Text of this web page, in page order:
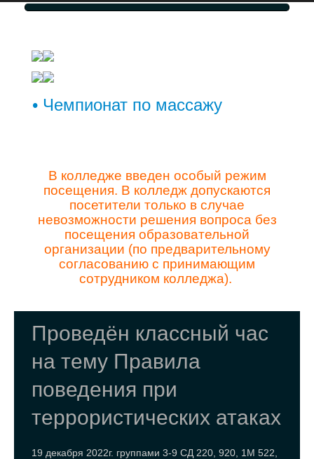
• Чемпионат по массажу
В колледже введен особый режим
посещения. В колледж допускаются
посетители только в случае
невозможности решения вопроса без
посещения образовательной
организации (по предварительному
согласованию с принимающим
сотрудником колледжа).
Проведён классный час
на тему Правила
поведения при
террористических атаках
19 декабря 2022г. группами 3-9 СД 220, 920, 1М 522,